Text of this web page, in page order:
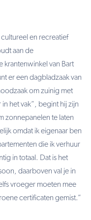
en recreatief
aan de
krantenwinkel van Bart
er een dagbladzaak van
om zuinig met
het vak”, begint hij zijn
zonnepanelen te laten
omdat ik eigenaar ben
die ik verhuur
in totaal. Dat is het
daarboven val je in
vroeger moeten mee
certificaten gemist.”